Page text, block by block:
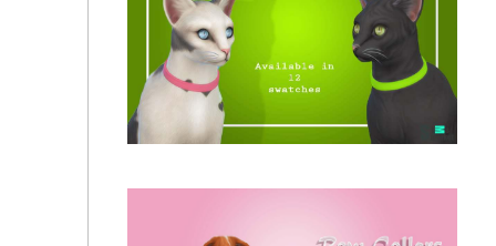
Ошейник "Cat Bow Collars" для Симс 4